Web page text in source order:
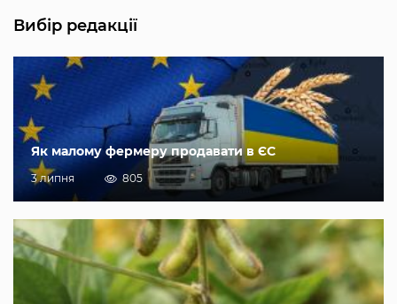
Вибір редакції
Як малому фермеру продавати в ЄС
3 липня 805